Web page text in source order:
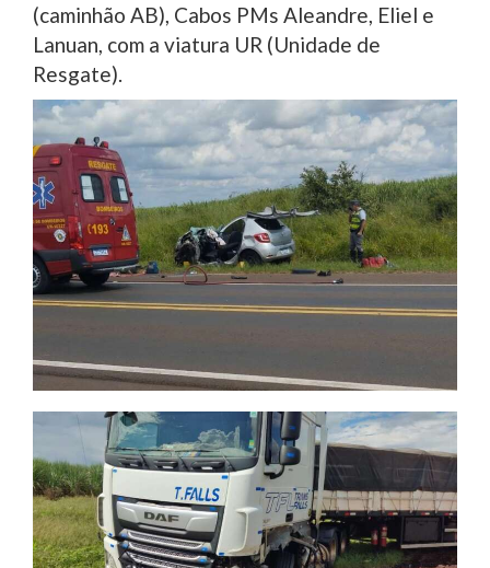
(caminhão AB), Cabos PMs Aleandre, Eliel e
Lanuan, com a viatura UR (Unidade de
Resgate).